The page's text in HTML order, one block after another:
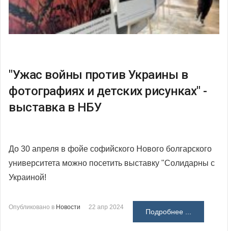
"Ужас войны против Украины в
фотографиях и детских рисунках" -
выставка в НБУ
До 30 апреля в фойе софийского Нового болгарского
университета можно посетить выставку "Солидарны с
Украиной!
Опубликовано в Новости 22 апр 2024
Подробнее ...